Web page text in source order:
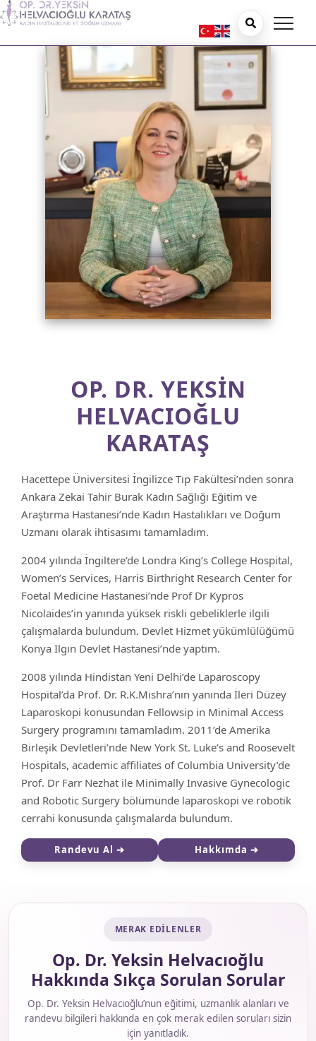
OP. DR. YEKSIN
HELVACIOĞLU
KARATAŞ
Hacettepe Üniversitesi İngilizce Tıp Fakültesi’nden sonra
Ankara Zekai Tahir Burak Kadın Sağlığı Eğitim ve
Araştırma Hastanesi’nde Kadın Hastalıkları ve Doğum
Uzmanı olarak ihtisasımı tamamladım.
2004 yılında İngiltere’de Londra King’s College Hospital,
Women’s Services, Harris Birthright Research Center for
Foetal Medicine Hastanesi’nde Prof Dr Kypros
Nicolaides’in yanında yüksek riskli gebeliklerle ilgili
çalışmalarda bulundum. Devlet Hizmet yükümlülüğümü
Konya Ilgın Devlet Hastanesi’nde yaptım.
2008 yılında Hindistan Yeni Delhi’de Laparoscopy
Hospital’da Prof. Dr. R.K.Mishra’nın yanında İleri Düzey
Laparoskopi konusundan Fellowsip in Minimal Access
Surgery programını tamamladım. 2011’de Amerika
Birleşik Devletleri’nde New York St. Luke’s and Roosevelt
Hospitals, academic affiliates of Columbia University’de
Prof. Dr Farr Nezhat ile Minimally Invasive Gynecologic
and Robotic Surgery bölümünde laparoskopi ve robotik
cerrahi konusunda çalışmalarda bulundum.
Randevu Al ➔ Hakkımda ➔
MERAK EDILENLER
Op. Dr. Yeksin Helvacıoğlu
Hakkında Sıkça Sorulan Sorular
Op. Dr. Yeksin Helvacıoğlu’nun eğitimi, uzmanlık alanları ve
randevu bilgileri hakkında en çok merak edilen soruları sizin
için yanıtladık.